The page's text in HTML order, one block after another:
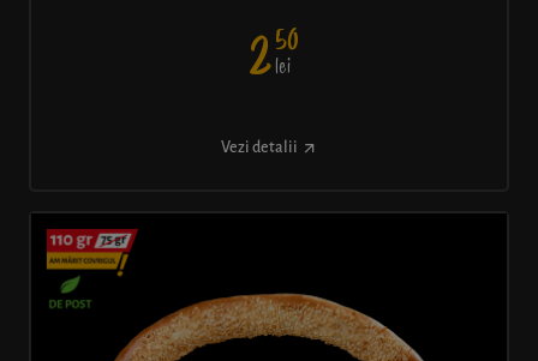
250
lei
Vezi detalii